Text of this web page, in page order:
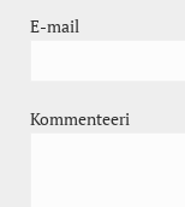
E-mail
Kommenteeri